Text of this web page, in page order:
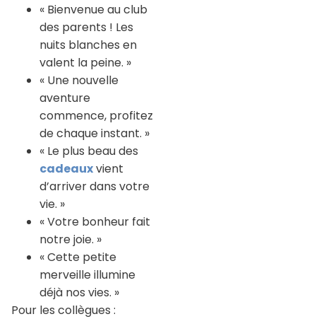
« Bienvenue au club
des parents ! Les
nuits blanches en
valent la peine. »
« Une nouvelle
aventure
commence, profitez
de chaque instant. »
« Le plus beau des
cadeauxvient
d’arriver dans votre
vie. »
« Votre bonheur fait
notre joie. »
« Cette petite
merveille illumine
déjà nos vies. »
Pour les collègues :